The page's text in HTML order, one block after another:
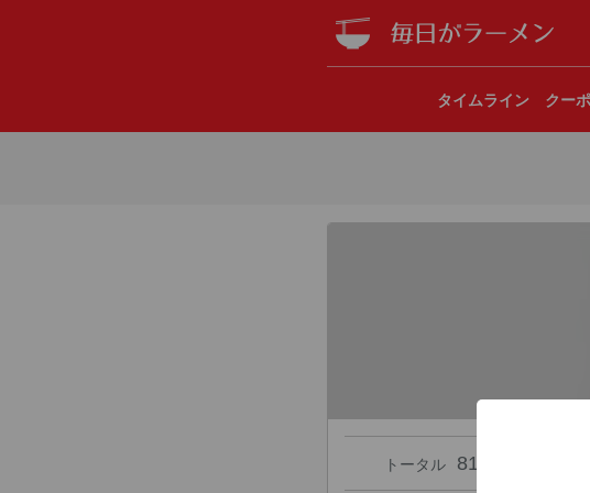
タイムライン クー
トータル 81杯